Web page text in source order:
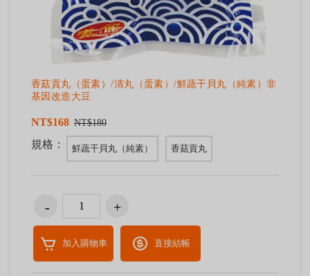
香菇貢丸（蛋素）/清丸（蛋素）/鮮蔬干貝丸（純素）非
基因改造大豆
NT$168 NT$180
規格： 鮮蔬干貝丸（純素） 香菇貢丸
加入購物車 直接結帳